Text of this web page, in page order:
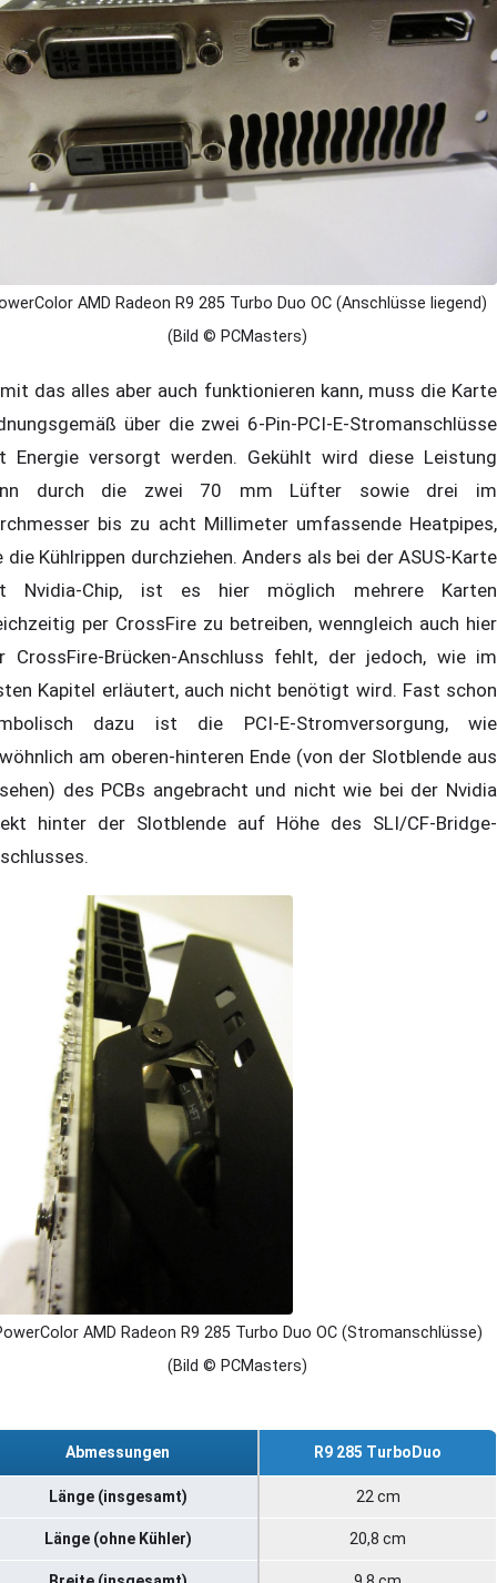
AMD Radeon R9 285 Turbo Duo OC (Anschlüsse liegend)
(Bild © PCMasters)
das alles aber auch funktionieren kann, muss die Karte
über die zwei 6-Pin-PCI-E-Stromanschlüsse
Energie versorgt werden. Gekühlt wird diese Leistung
durch die zwei 70 mm Lüfter sowie drei im
bis zu acht Millimeter umfassende Heatpipes,
die Kühlrippen durchziehen. Anders als bei der ASUS-Karte
Nvidia-Chip, ist es hier möglich mehrere Karten
per CrossFire zu betreiben, wenngleich auch hier
CrossFire-Brücken-Anschluss fehlt, der jedoch, wie im
Kapitel erläutert, auch nicht benötigt wird. Fast schon
dazu ist die PCI-E-Stromversorgung, wie
am oberen-hinteren Ende (von der Slotblende aus
des PCBs angebracht und nicht wie bei der Nvidia
hinter der Slotblende auf Höhe des SLI/CF-Bridge-
AMD Radeon R9 285 Turbo Duo OC (Stromanschlüsse)
(Bild © PCMasters)
Abmessungen R9 285 TurboDuo
Länge (insgesamt) 22 cm
Länge (ohne Kühler) 20,8 cm